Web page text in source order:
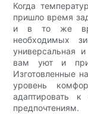
Когда
пришло время
и в то же
необходимых
универсальная
вам уют и
Изготовленные
уровень
адаптировать
предпочтениям.